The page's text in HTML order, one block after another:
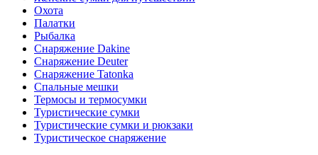
Охота
Палатки
Рыбалка
Снаряжение Dakine
Снаряжение Deuter
Снаряжение Tatonka
Спальные мешки
Термосы и термосумки
Туристические сумки
Туристические сумки и рюкзаки
Туристическое снаряжение